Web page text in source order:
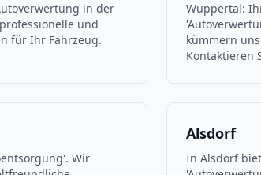
in der
und
für Ihr Fahrzeug.
Wuppertal:
kümmern
Kontaktieren
Wir
Alsdorf
In Alsdorf